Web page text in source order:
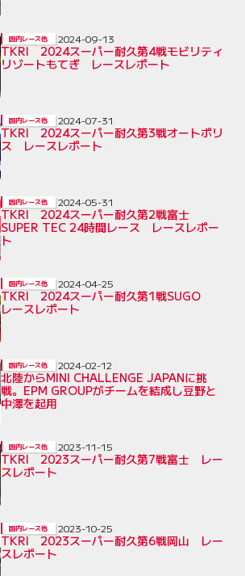
TKRI 2024スーパー耐久第4戦モビリティ
リゾートもてぎ レースレポート
国内レース他 2024-09-13
TKRI 2024スーパー耐久第3戦オートポリ
ス レースレポート
国内レース他 2024-07-31
TKRI 2024スーパー耐久第2戦富士
SUPER TEC 24時間レース レースレポー
ト
国内レース他 2024-05-31
TKRI 2024スーパー耐久第1戦SUGO
レースレポート
国内レース他 2024-04-25
北陸からMINI CHALLENGE JAPANに挑
戦。EPM GROUPがチームを結成し豆野と
中澤を起用
国内レース他 2024-02-12
TKRI 2023スーパー耐久第7戦富士 レー
スレポート
国内レース他 2023-11-15
TKRI 2023スーパー耐久第6戦岡山 レー
スレポート
国内レース他 2023-10-25